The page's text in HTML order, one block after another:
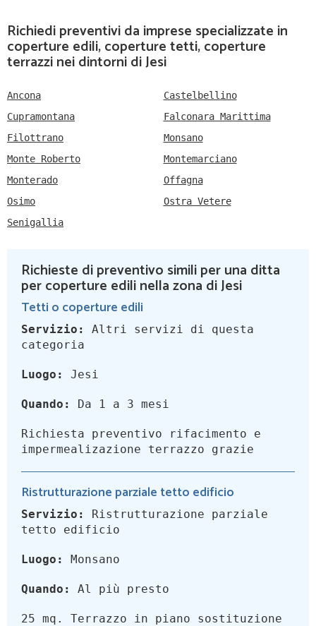
Richiedi preventivi da imprese specializzate in
coperture edili, coperture tetti, coperture
terrazzi nei dintorni di Jesi
Ancona
Castelbellino
Cupramontana
Falconara Marittima
Filottrano
Monsano
Monte Roberto
Montemarciano
Monterado
Offagna
Osimo
Ostra Vetere
Senigallia
Richieste di preventivo simili per una ditta
per coperture edili nella zona di Jesi
Tetti o coperture edili
Servizio:
Altri servizi di questa
categoria
Luogo: Jesi
Quando: Da 1 a 3 mesi
Richiesta preventivo rifacimento e
impermealizazione terrazzo grazie
Ristrutturazione parziale tetto edificio
Servizio:
Ristrutturazione parziale
tetto edificio
Luogo: Monsano
Quando: Al più presto
25 mq. Terrazzo in piano sostituzione